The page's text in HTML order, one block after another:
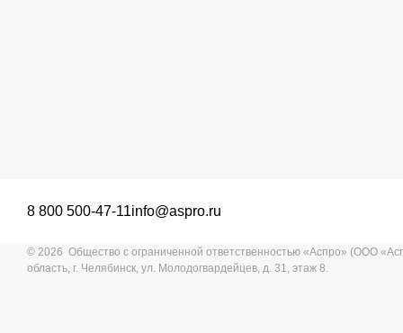
8 800 500-47-11info@aspro.ru
© 2026 Общество с ограниченной ответственностью «Аспро» (ООО
область, г. Челябинск, ул. Молодогвардейцев, д. 31, этаж 8.